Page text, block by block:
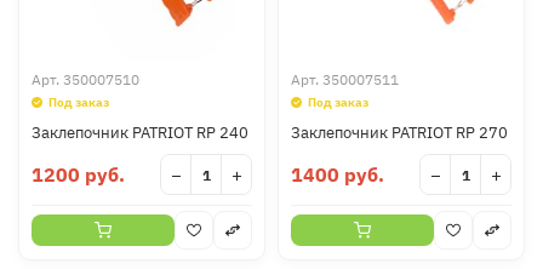
Арт. 350007510
Под заказ
Заклепочник PATRIOT RP 240
1200 руб. − +
Арт. 350007511
Под заказ
Заклепочник PATRIOT RP 270
1400 руб. − +